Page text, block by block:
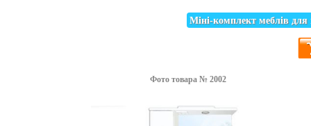
Міні-комплект меблів
Фото товара № 2002